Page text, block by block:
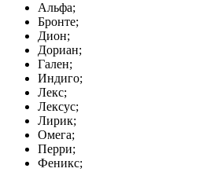
Альфа;
Бронте;
Дион;
Дориан;
Гален;
Индиго;
Лекс;
Лексус;
Лирик;
Омега;
Перри;
Феникс;